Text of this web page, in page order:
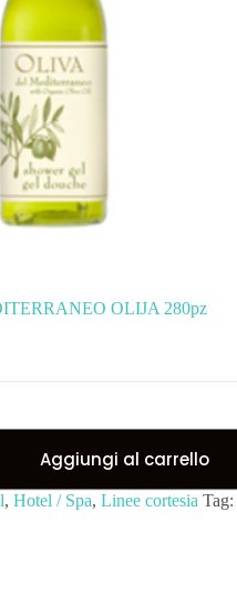
OLIJA 280pz
Aggiungi al carrello
, Hotel / Spa, Linee cortesia Tag: